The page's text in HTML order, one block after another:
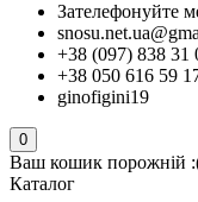
Зателефонуйте
+38 (097) 838 31
+38 050 616 59
ginofigini19
0
Ваш кошик порожній
Каталог